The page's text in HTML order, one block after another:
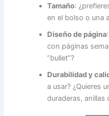
Tamaño:
en el bolso o una
Diseño de página
con páginas
“bullet”?
Durabilidad y
a usar? ¿Quieres
duraderas, anillas